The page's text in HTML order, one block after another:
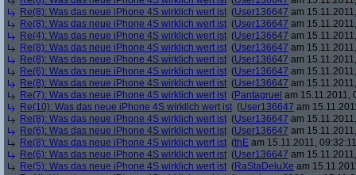
Re(8): Was das neue iPhone 4S wirklich wert ist (User136647 am
Re(8): Was das neue iPhone 4S wirklich wert ist (User136647 am
Re(4): Was das neue iPhone 4S wirklich wert ist (User136647 am
Re(8): Was das neue iPhone 4S wirklich wert ist (User136647 am
Re(8): Was das neue iPhone 4S wirklich wert ist (User136647 am
Re(6): Was das neue iPhone 4S wirklich wert ist (User136647 am
Re(8): Was das neue iPhone 4S wirklich wert ist (User136647 am
Re(7): Was das neue iPhone 4S wirklich wert ist (Pantagruel am 15.11.2011,
Re(10): Was das neue iPhone 4S wirklich wert ist (User136647 am
Re(8): Was das neue iPhone 4S wirklich wert ist (User136647 am
Re(6): Was das neue iPhone 4S wirklich wert ist (User136647 am
Re(8): Was das neue iPhone 4S wirklich wert ist (thE am 15.11.2011,
Re(6): Was das neue iPhone 4S wirklich wert ist (User136647 am
Re(5): Was das neue iPhone 4S wirklich wert ist (RaStaDeluXe am